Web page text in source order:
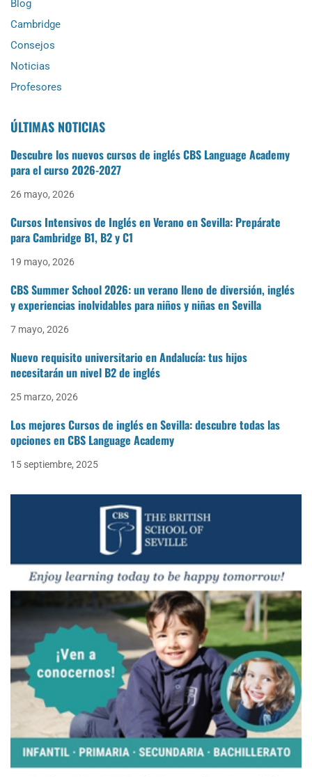
Blog
Cambridge
Consejos
Noticias
Profesores
ÚLTIMAS NOTICIAS
Descubre los nuevos cursos de inglés CBS Language Academy
para el curso 2026-2027
26 mayo, 2026
Cursos Intensivos de Inglés en Verano en Sevilla: Prepárate
para Cambridge B1, B2 y C1
19 mayo, 2026
CBS Summer School 2026: un verano lleno de diversión, inglés
y experiencias inolvidables para niños y niñas en Sevilla
7 mayo, 2026
Nuevo requisito universitario en Andalucía: tus hijos
necesitarán un nivel B2 de inglés
25 marzo, 2026
Los mejores Cursos de inglés en Sevilla: descubre todas las
opciones en CBS Language Academy
15 septiembre, 2025